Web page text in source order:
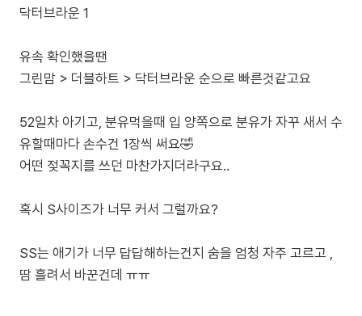
닥터브라운 1
유속 확인했을땐
그린맘 > 더블하트 > 닥터브라운 순으로 빠른것같고요
52일차 아기고, 분유먹을때 입 양쪽으로 분유가 자꾸 새서 수
유할때마다 손수건 1장씩 써요🤣
어떤 젖꼭지를 쓰던 마찬가지더라구요..
혹시 S사이즈가 너무 커서 그럴까요?
SS는 애기가 너무 답답해하는건지 숨을 엄청 자주 고르고 ,